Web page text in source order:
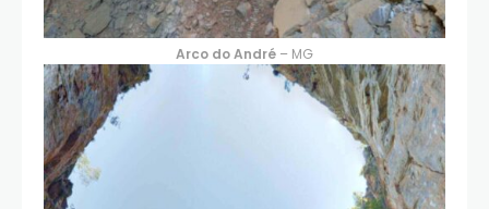
Arco do André – MG